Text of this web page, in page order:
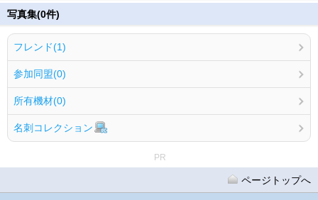
写真集(0件)
フレンド(1)
参加同盟(0)
所有機材(0)
名刺コレクション
PR
ページトップへ